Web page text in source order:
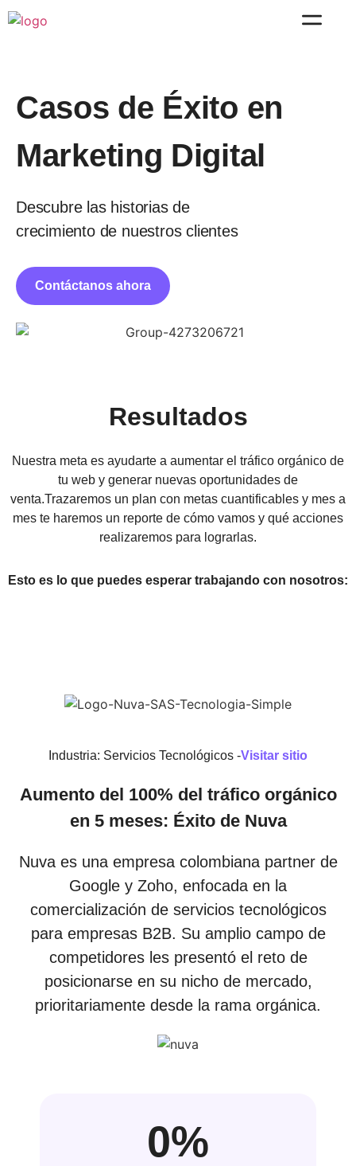
Casos de Éxito en
Marketing Digital
Descubre las historias de
crecimiento de nuestros clientes
Contáctanos ahora
Resultados
Nuestra meta es ayudarte a aumentar el tráfico orgánico de
tu web y generar nuevas oportunidades de
venta.Trazaremos un plan con metas cuantificables y mes a
mes te haremos un reporte de cómo vamos y qué acciones
realizaremos para lograrlas.
Esto es lo que puedes esperar trabajando con nosotros:
Industria: Servicios Tecnológicos -Visitar sitio
Aumento del 100% del tráfico orgánico
en 5 meses: Éxito de Nuva
Nuva es una empresa colombiana partner de
Google y Zoho, enfocada en la
comercialización de servicios tecnológicos
para empresas B2B. Su amplio campo de
competidores les presentó el reto de
posicionarse en su nicho de mercado,
prioritariamente desde la rama orgánica.
0%